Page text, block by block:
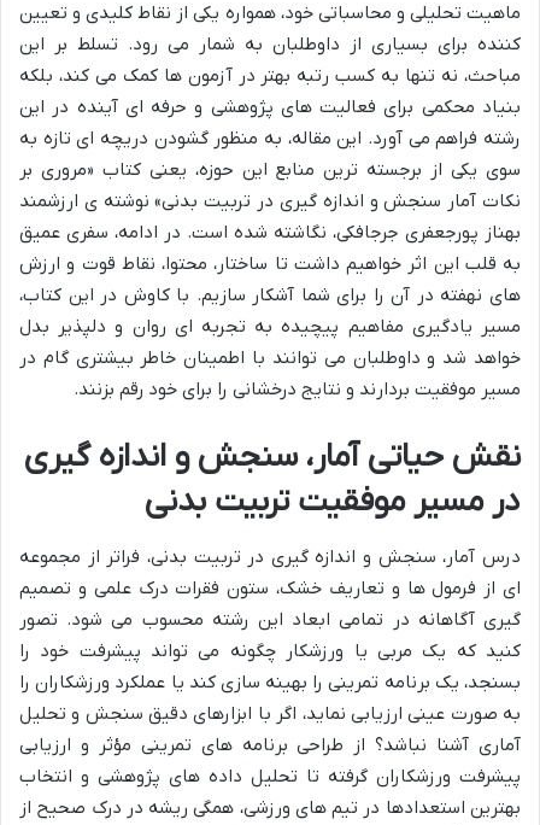
ماهیت تحلیلی و محاسباتی خود، همواره یکی از نقاط کلیدی و تعیین
کننده برای بسیاری از داوطلبان به شمار می رود. تسلط بر این
مباحث، نه تنها به کسب رتبه بهتر در آزمون ها کمک می کند، بلکه
بنیاد محکمی برای فعالیت های پژوهشی و حرفه ای آینده در این
رشته فراهم می آورد. این مقاله، به منظور گشودن دریچه ای تازه به
سوی یکی از برجسته ترین منابع این حوزه، یعنی کتاب «مروری بر
نکات آمار سنجش و اندازه گیری در تربیت بدنی» نوشته ی ارزشمند
بهناز پورجعفری جرجافکی، نگاشته شده است. در ادامه، سفری عمیق
به قلب این اثر خواهیم داشت تا ساختار، محتوا، نقاط قوت و ارزش
های نهفته در آن را برای شما آشکار سازیم. با کاوش در این کتاب،
مسیر یادگیری مفاهیم پیچیده به تجربه ای روان و دلپذیر بدل
خواهد شد و داوطلبان می توانند با اطمینان خاطر بیشتری گام در
مسیر موفقیت بردارند و نتایج درخشانی را برای خود رقم بزنند.
نقش حیاتی آمار، سنجش و اندازه گیری
در مسیر موفقیت تربیت بدنی
درس آمار، سنجش و اندازه گیری در تربیت بدنی، فراتر از مجموعه
ای از فرمول ها و تعاریف خشک، ستون فقرات درک علمی و تصمیم
گیری آگاهانه در تمامی ابعاد این رشته محسوب می شود. تصور
کنید که یک مربی یا ورزشکار چگونه می تواند پیشرفت خود را
بسنجد، یک برنامه تمرینی را بهینه سازی کند یا عملکرد ورزشکاران را
به صورت عینی ارزیابی نماید، اگر با ابزارهای دقیق سنجش و تحلیل
آماری آشنا نباشد؟ از طراحی برنامه های تمرینی مؤثر و ارزیابی
پیشرفت ورزشکاران گرفته تا تحلیل داده های پژوهشی و انتخاب
بهترین استعدادها در تیم های ورزشی، همگی ریشه در درک صحیح از